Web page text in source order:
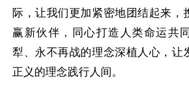
际，让我们更加紧密地团结起来，
赢新伙伴，同心打造人类命运共
犁、永不再战的理念深植人心，让
正义的理念践行人间。